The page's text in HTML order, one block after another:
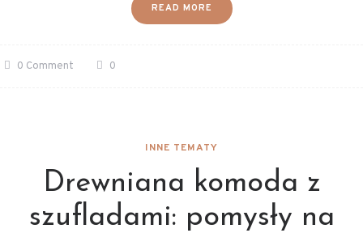
READ MORE
0 Comment 0
INNE TEMATY
Drewniana komoda z
szufladami: pomysły na